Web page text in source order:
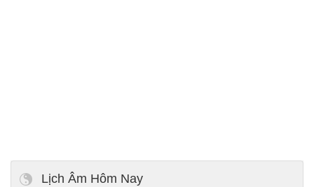
Lịch Âm Hôm Nay